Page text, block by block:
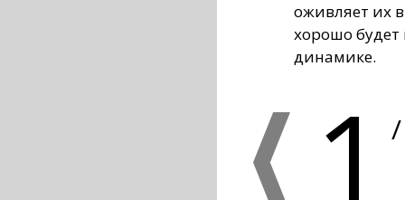
оживляет их
хорошо будет
динамике.
1